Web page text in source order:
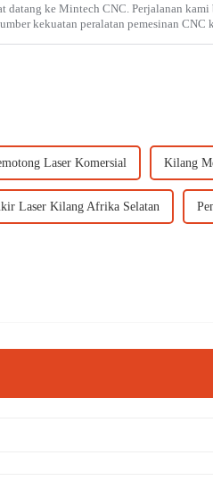
datang ke Mintech CNC. Perjalanan
kekuatan peralatan pemesinan
Laser Komersial Kilang
Laser Kilang Afrika Selatan